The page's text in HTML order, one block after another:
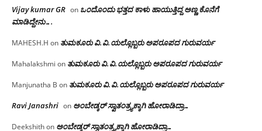
Vijay kumar GR on ಒಂದೊಂದು ಭತ್ತದ ಕಾಳು ಹಾಯುತ್ತಿದ್ದ ಅಣ್ಣ ಕೊನೆಗೆ
ಮಾಡಿದ್ದೇನು….
MAHESH.H on ತುಮಕೂರು‌ ವಿ.ವಿ.ಯಲ್ಲೊಬ್ಬರು ಅಪರೂಪದ ಗುರುವರ್ಯ
Mahalakshmi on ತುಮಕೂರು‌ ವಿ.ವಿ.ಯಲ್ಲೊಬ್ಬರು ಅಪರೂಪದ ಗುರುವರ್ಯ
Manjunatha B on ತುಮಕೂರು‌ ವಿ.ವಿ.ಯಲ್ಲೊಬ್ಬರು ಅಪರೂಪದ ಗುರುವರ್ಯ
Ravi Janashri on ಅಂಬೇಡ್ಕರ್ ಸ್ವಾತಂತ್ರ್ಯಕ್ಕಾಗಿ ಹೋರಾಡಿದ್ರಾ…
Deekshithon ಅಂಬೇಡ್ಕರ್ ಸ್ವಾತಂತ್ರ್ಯಕ್ಕಾಗಿ ಹೋರಾಡಿದ್ರಾ…